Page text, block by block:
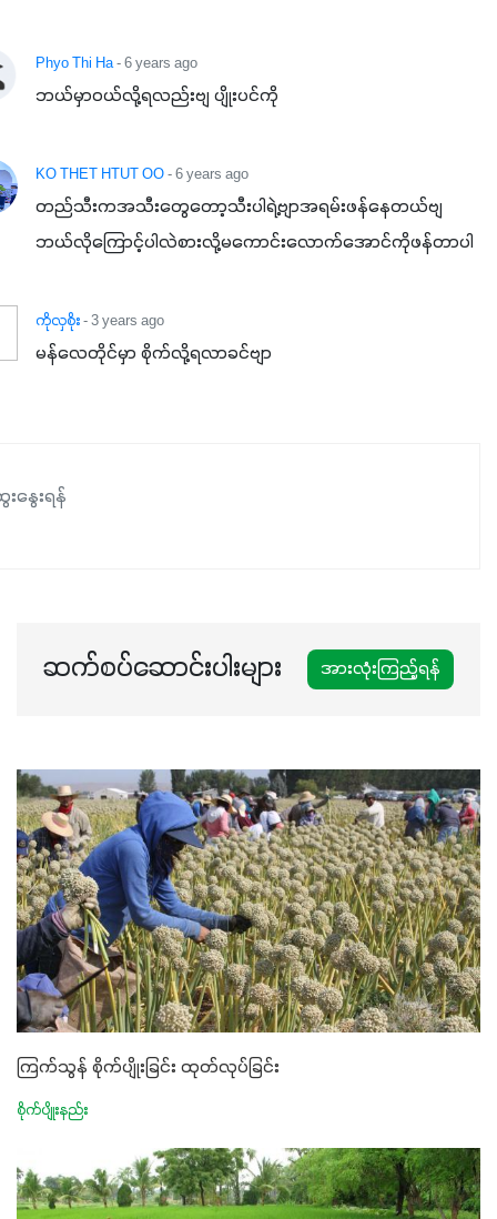
Phyo Thi Ha- 6 years ago
ဘယ်မှာဝယ်လို့ရလည်းဗျ ပျိုးပင်ကို
KO THET HTUT OO- 6 years ago
တည်သီးကအသီးတွေတော့သီးပါရဲ့ဗျာအရမ်းဖန်နေတယ်ဗျ
ဘယ်လိုကြောင့်ပါလဲစားလို့မကောင်းလောက်အောင်ကိုဖန်တာပါ
ကိုလှစိုး- 3 years ago
မန်လေတိုင်မှာ စိုက်လို့ရလာခင်ဗျာ
နွေးရန်
ဆက်စပ်ဆောင်းပါးများ အားလုံးကြည့်ရန်
ကြက်သွန် စိုက်ပျိုးခြင်း ထုတ်လုပ်ခြင်း
စိုက်ပျိုးနည်း